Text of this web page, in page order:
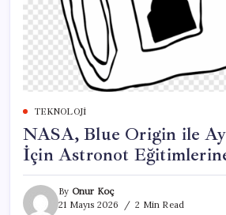
TEKNOLOJI
NASA, Blue Origin ile
İçin Astronot
By Onur Koç
21 Mayıs 2026
2 Min Read